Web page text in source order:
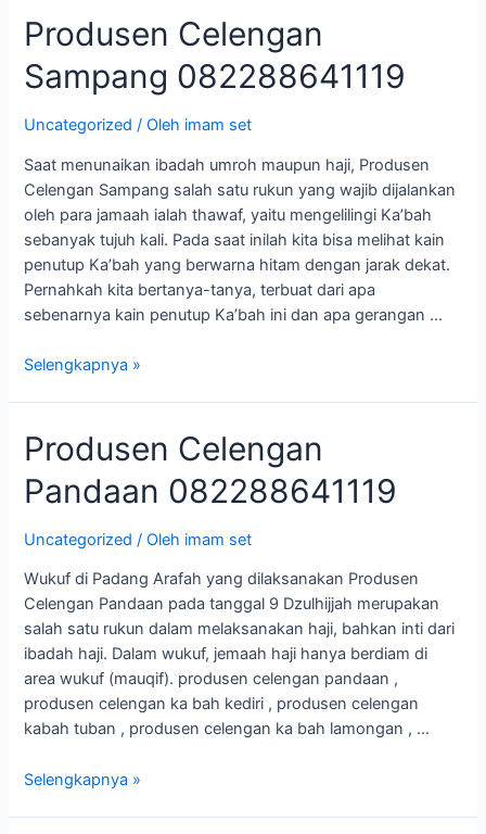
Produsen Celengan
Sampang 082288641119
Uncategorized / Oleh imam set
Saat menunaikan ibadah umroh maupun haji, Produsen
Celengan Sampang salah satu rukun yang wajib dijalankan
oleh para jamaah ialah thawaf, yaitu mengelilingi Ka’bah
sebanyak tujuh kali. Pada saat inilah kita bisa melihat kain
penutup Ka’bah yang berwarna hitam dengan jarak dekat.
Pernahkah kita bertanya-tanya, terbuat dari apa
sebenarnya kain penutup Ka’bah ini dan apa gerangan …
Produsen
Celengan
Sampang
082288641119
Selengkapnya »
Produsen Celengan
Pandaan 082288641119
Uncategorized / Oleh imam set
Wukuf di Padang Arafah yang dilaksanakan Produsen
Celengan Pandaan pada tanggal 9 Dzulhijjah merupakan
salah satu rukun dalam melaksanakan haji, bahkan inti dari
ibadah haji. Dalam wukuf, jemaah haji hanya berdiam di
area wukuf (mauqif). produsen celengan pandaan ,
produsen celengan ka bah kediri , produsen celengan
kabah tuban , produsen celengan ka bah lamongan , …
Produsen
Celengan
Pandaan
Selengkapnya »